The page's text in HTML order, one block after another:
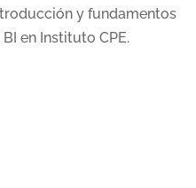
y fundamentos
en Instituto CPE.